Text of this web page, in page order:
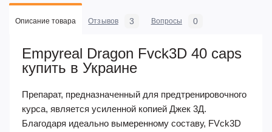
Описание товара Отзывов 3 Вопросы 0
Empyreal Dragon Fvck3D 40 caps
купить в Украине
Препарат, предназначенный для предтренировочного
курса, является усиленной копией Джек 3Д.
Благодаря идеально вымеренному составу, FVck3D